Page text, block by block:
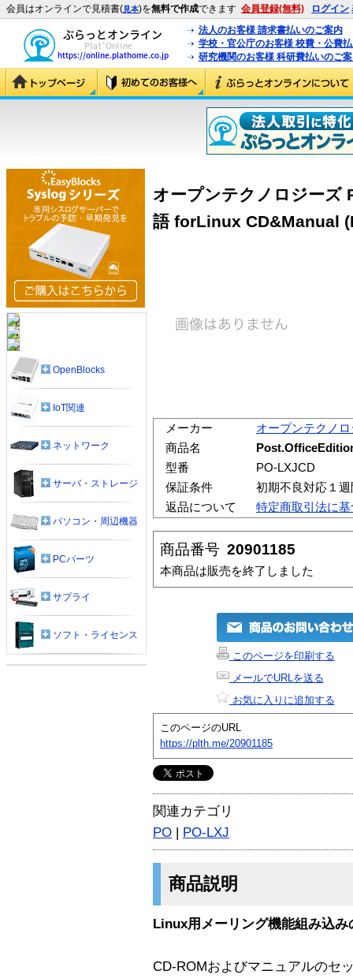
会員はオンラインで見積書(見本)を無料で作成できます 会員登録(無料) ログイン
法人のお客様 請求書払いのご案内
学校・官公庁のお客様 校費・公費
研究機関のお客様 科研費払いのご
オープンテクノロジー
語 forLinux CD&Manual
メーカー
オープンテクノ
商品名
型番
PO-LXJCD
保証条件
初期不良対応１
返品について
特定商取引法に
商品番号 20901185
本商品は販売を終了しました
このページを印刷する
メールでURLを送る
お気に入りに追加する
このページのURL
https://plth.me/20901185
関連カテゴリ
PO | PO-LXJ
商品説明
Linux用メーリング機能組み込
CD-ROMおよびマニュアルのセ
OpenBlocks
IoT関連
ネットワーク
サーバ・ストレージ
パソコン・周辺機器
PCパーツ
サプライ
ソフト・ライセンス